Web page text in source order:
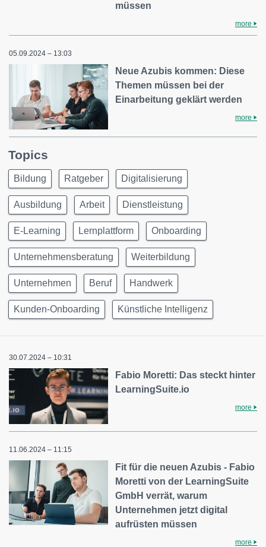
müssen
more
05.09.2024 – 13:03
Neue Azubis kommen: Diese
Themen müssen bei der
Einarbeitung geklärt werden
more
Topics
Bildung Ratgeber Digitalisierung
Ausbildung Arbeit Dienstleistung
E-Learning Lernplattform Onboarding
Unternehmensberatung Weiterbildung
Unternehmen Beruf Handwerk
Kunden-Onboarding Künstliche Intelligenz
30.07.2024 – 10:31
Fabio Moretti: Das steckt hinter
LearningSuite.io
more
11.06.2024 – 11:15
Fit für die neuen Azubis - Fabio
Moretti von der LearningSuite
GmbH verrät, warum
Unternehmen jetzt digital
aufrüsten müssen
more